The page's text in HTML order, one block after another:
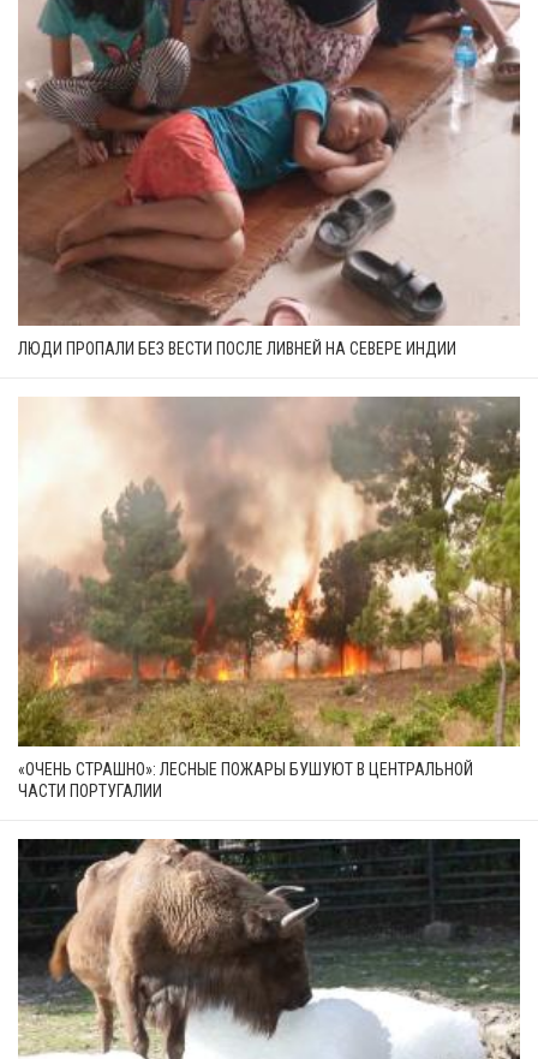
ЛЮДИ ПРОПАЛИ БЕЗ ВЕСТИ ПОСЛЕ ЛИВНЕЙ НА СЕВЕРЕ ИНДИИ
«ОЧЕНЬ СТРАШНО»: ЛЕСНЫЕ ПОЖАРЫ БУШУЮТ В ЦЕНТРАЛЬНОЙ
ЧАСТИ ПОРТУГАЛИИ